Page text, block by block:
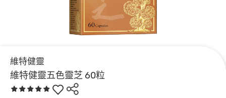
維特健靈
維特健靈五色靈芝 60粒